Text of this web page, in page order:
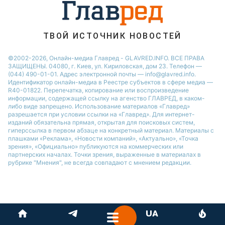
Новости Одессы
ТВОЙ ИСТОЧНИК НОВОСТЕЙ
©2002-2026, Онлайн-медиа Главред - GLAVRED.INFO. ВСЕ ПРАВА
ЗАЩИЩЕНЫ. 04080, г. Киев, ул. Кириловская, дом 23. Телефон —
(044) 490-01-01. Адрес электронной почты — info@glavred.info.
Идентификатор онлайн-медиа в Реестре cубъектов в сфере медиа —
R40-01822. Перепечатка, копирование или воспроизведение
информации, содержащей ссылку на агенство ГЛАВРЕД, в каком-
либо виде запрещено. Использование материалов «Главред»
разрешается при условии ссылки на «Главред». Для интернет-
изданий обязательна прямая, открытая для поисковых систем,
гиперссылка в первом абзаце на конкретный материал. Материалы с
плашками «Реклама», «Новости компаний», «Актуально», «Точка
зрения», «Официально» публикуются на коммерческих или
партнерских началах. Точки зрения, выраженные в материалах в
рубрике "Мнения", не всегда совпадают с мнением редакции.